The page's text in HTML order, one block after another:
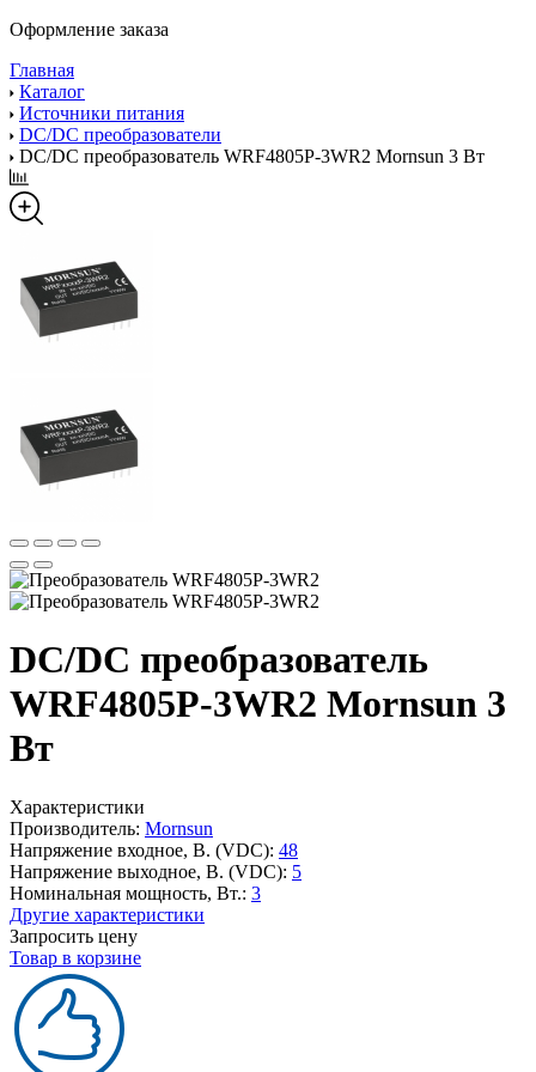
Оформление заказа
Главная
Каталог
Источники питания
DC/DC преобразователи
DC/DC преобразователь WRF4805P-3WR2 Mornsun 3 Вт
DC/DC преобразователь
WRF4805P-3WR2 Mornsun 3
Вт
Характеристики
Производитель: Mornsun
Напряжение входное, В. (VDC): 48
Напряжение выходное, В. (VDC): 5
Номинальная мощность, Вт.: 3
Другие характеристики
Запросить цену
Товар в корзине